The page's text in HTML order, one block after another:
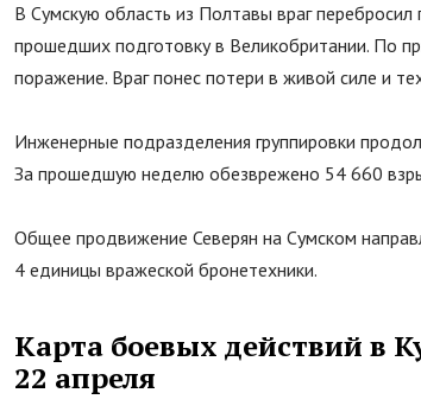
В Сумскую область из Полтавы враг
прошедших подготовку в Великобритании. По
поражение. Враг понес потери в живой силе и
Инженерные подразделения группировки
За прошедшую неделю обезврежено 54 660
Общее продвижение Северян на Сумском
4 единицы вражеской бронетехники.
Карта боевых действий в
22 апреля